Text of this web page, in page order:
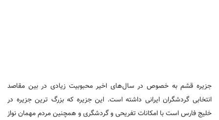
جزیره قشم به خصوص در سال‌های اخیر محبوبیت زیادی در بین مقاصد
انتخابی گردشگران ایرانی داشته است. این جزیره که بزرگ ترین جزیره در
خلیج فارس است با امکانات تفریحی و گردشگری و همچنین مردم مهمان نواز